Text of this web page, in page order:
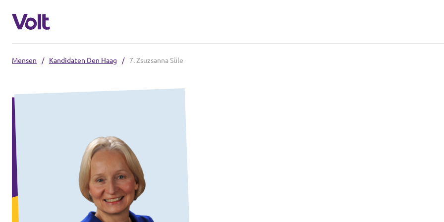
Overzicht fracties en communities
Fracties
Zuid-Holland
Delft
Rotterdam
Standpunten
Over Volt
Mensen
Nieuws
Mensen / Kandidaten Den Haag / 7. Zsuzsanna Süle